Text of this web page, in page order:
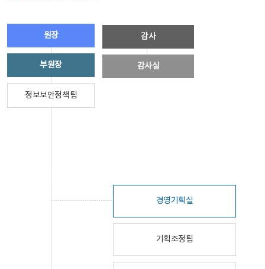
원장
부원장
정보보안정책팀
감사
감사실
경영기획실
기획조정팀